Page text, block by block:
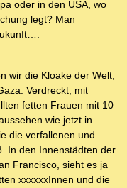
oder in den USA, wo
legt? Man
wir die Kloake der Welt,
Verdreckt, mit
fetten Frauen mit 10
wie jetzt in
die verfallenen und
In den Innenstädten der
Francisco, sieht es ja
xxxxxxInnen und die